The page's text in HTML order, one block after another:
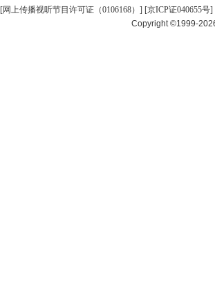
[网上传播视听节目许可证（0106168） ] [京ICP证040655号]
Copyright ©1999-